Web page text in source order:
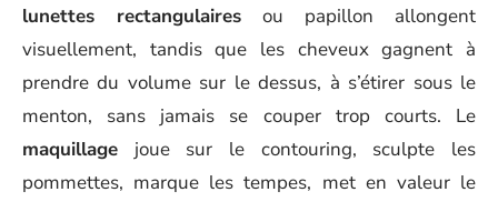
lunettes rectangulaires ou papillon allongent
visuellement, tandis que les cheveux gagnent à
prendre du volume sur le dessus, à s’étirer sous le
menton, sans jamais se couper trop courts. Le
maquillage joue sur le contouring, sculpte les
pommettes, marque les tempes, met en valeur le